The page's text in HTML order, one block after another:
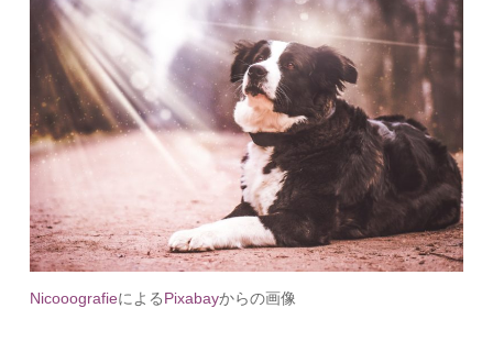
NicooografieによるPixabayからの画像